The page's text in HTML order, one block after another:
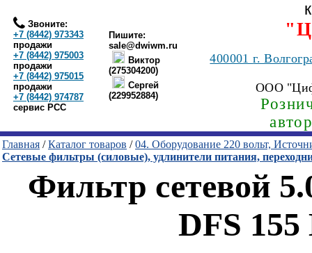
Звоните:
+7 (8442) 973343
продажи
+7 (8442) 975003
продажи
+7 (8442) 975015
продажи
+7 (8442) 974787
сервис РСС
Пишите:
sale@dwiwm.ru
Виктор
(275304200)
Сергей
(229952884)
400001г.
ООО
Главная /Каталог товаров /04. Оборудование 220 вольт,
Сетевые фильтры (силовые), удлинители питания,
Фильтр сетевой
DFS